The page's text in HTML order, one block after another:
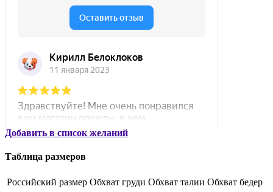
Добавить в список желаний
Таблица размеров
Российский размер Обхват груди Обхват талии Обхват бедер